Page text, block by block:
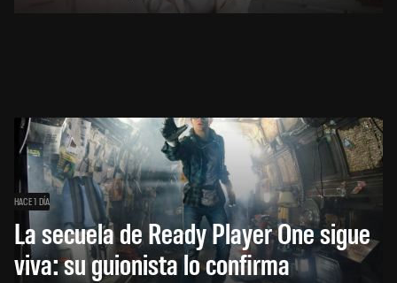
HACE 1 DÍA
La secuela de Ready Player One sigue
viva: su guionista lo confirma